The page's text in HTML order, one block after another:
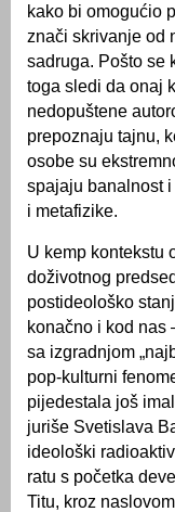
kako bi omogućio
znači skrivanje od
sadruga. Pošto se
toga sledi da onaj
nedopuštene
prepoznaju tajnu,
osobe su
spajaju banalnost
i metafizike.
U kemp kontekstu
doživotnog
postideološko
konačno i kod nas
sa izgradnjom
pop-kulturni
pijedestala još
juriše Svetislava
ideološki
ratu s početka
Titu, kroz